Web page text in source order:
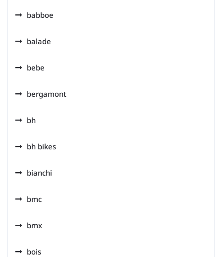
babboe
balade
bebe
bergamont
bh
bh bikes
bianchi
bmc
bmx
bois